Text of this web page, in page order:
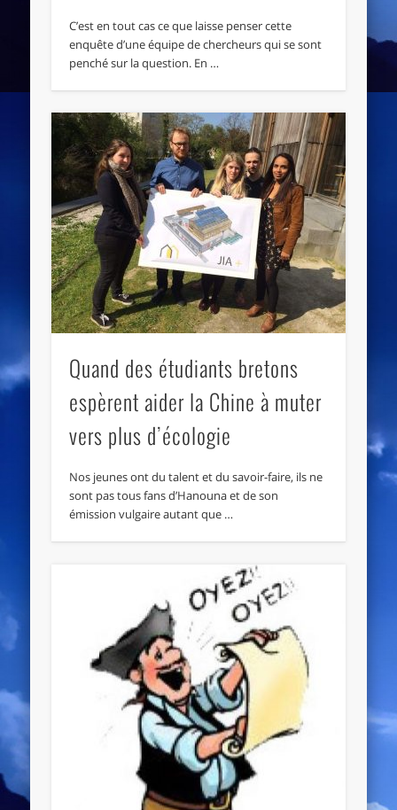
C’est en tout cas ce que laisse penser cette
enquête d’une équipe de chercheurs qui se sont
penché sur la question. En …
Quand des étudiants bretons
espèrent aider la Chine à muter
vers plus d’écologie
Nos jeunes ont du talent et du savoir-faire, ils ne
sont pas tous fans d’Hanouna et de son
émission vulgaire autant que …